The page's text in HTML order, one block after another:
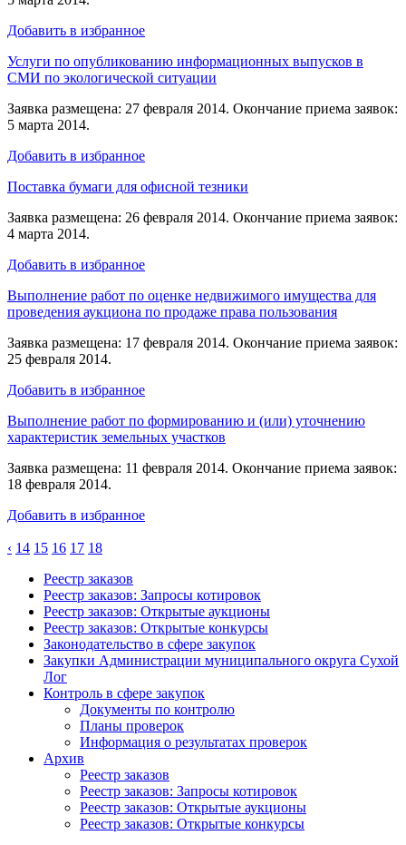
Добавить в избранное
Услуги по опубликованию информационных выпусков в
СМИ по экологической ситуации
Заявка размещена: 27 февраля 2014. Окончание приема заявок:
5 марта 2014.
Добавить в избранное
Поставка бумаги для офисной тезники
Заявка размещена: 26 февраля 2014. Окончание приема заявок:
4 марта 2014.
Добавить в избранное
Выполнение работ по оценке недвижимого имущества для
проведения аукциона по продаже права пользования
Заявка размещена: 17 февраля 2014. Окончание приема заявок:
25 февраля 2014.
Добавить в избранное
Выполнение работ по формированию и (или) уточнению
характеристик земельных участков
Заявка размещена: 11 февраля 2014. Окончание приема заявок:
18 февраля 2014.
Добавить в избранное
‹ 14 15 16 17 18
Реестр заказов
Реестр заказов: Запросы котировок
Реестр заказов: Открытые аукционы
Реестр заказов: Открытые конкурсы
Законодательство в сфере закупок
Закупки Администрации муниципального округа Сухой
Лог
Контроль в сфере закупок
Документы по контролю
Планы проверок
Информация о результатах проверок
Архив
Реестр заказов
Реестр заказов: Запросы котировок
Реестр заказов: Открытые аукционы
Реестр заказов: Открытые конкурсы